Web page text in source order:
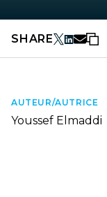
SHARE
AUTEUR/AUTRICE
Youssef Elmaddi